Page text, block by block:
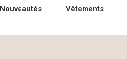
Nouveautés Vêtements